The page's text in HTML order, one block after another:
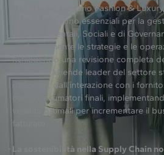
Nell’attuale scenario Fashion &
tracciabilità sono essenziali per la
ESG (Ambientali, Sociali e di
profondamente le strategie e le
richiedendo una revisione completa
Chain. Le aziende leader del settore
direzione, dall’interazione con i
con i consumatori finali,
vendita ottimali per incrementare il
fatturato.
La sostenibilità nella Supply Chain